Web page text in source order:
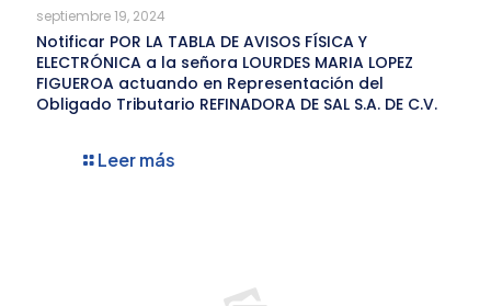
septiembre 19, 2024
Notificar POR LA TABLA DE AVISOS FÍSICA Y
ELECTRÓNICA a la señora LOURDES MARIA LOPEZ
FIGUEROA actuando en Representación del
Obligado Tributario REFINADORA DE SAL S.A. DE C.V.
Leer más